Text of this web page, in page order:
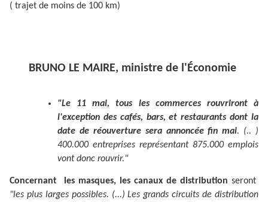
( trajet de moins de 100 km)
BRUNO LE MAIRE, ministre de l'Économie
"Le 11 mai, tous les commerces rouvriront à
l'exception des cafés, bars, et restaurants dont la
date de réouverture sera annoncée fin mai. (.. )
400.000 entreprises représentant 875.000 emplois
vont donc rouvrir."
Concernant les masques, les canaux de distribution seront
"les plus larges possibles. (...) Les grands circuits de distribution